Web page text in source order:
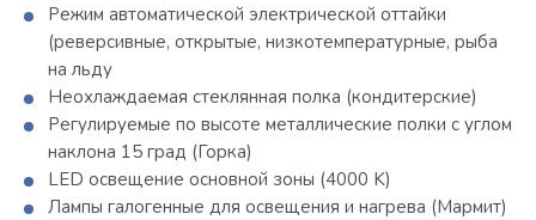
Режим автоматической электрической оттайки
(реверсивные, открытые, низкотемпературные, рыба
на льду
Неохлаждаемая стеклянная полка (кондитерские)
Регулируемые по высоте металлические полки с углом
наклона 15 град (Горка)
LED освещение основной зоны (4000 K)
Лампы галогенные для освещения и нагрева (Мармит)